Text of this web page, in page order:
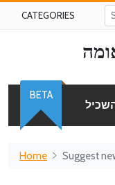
CATEGORIES
BETA
Home Suggest